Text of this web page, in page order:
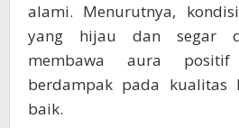
alami. Menurutnya,
yang hijau dan segar
membawa aura
berdampak pada kualitas
baik.